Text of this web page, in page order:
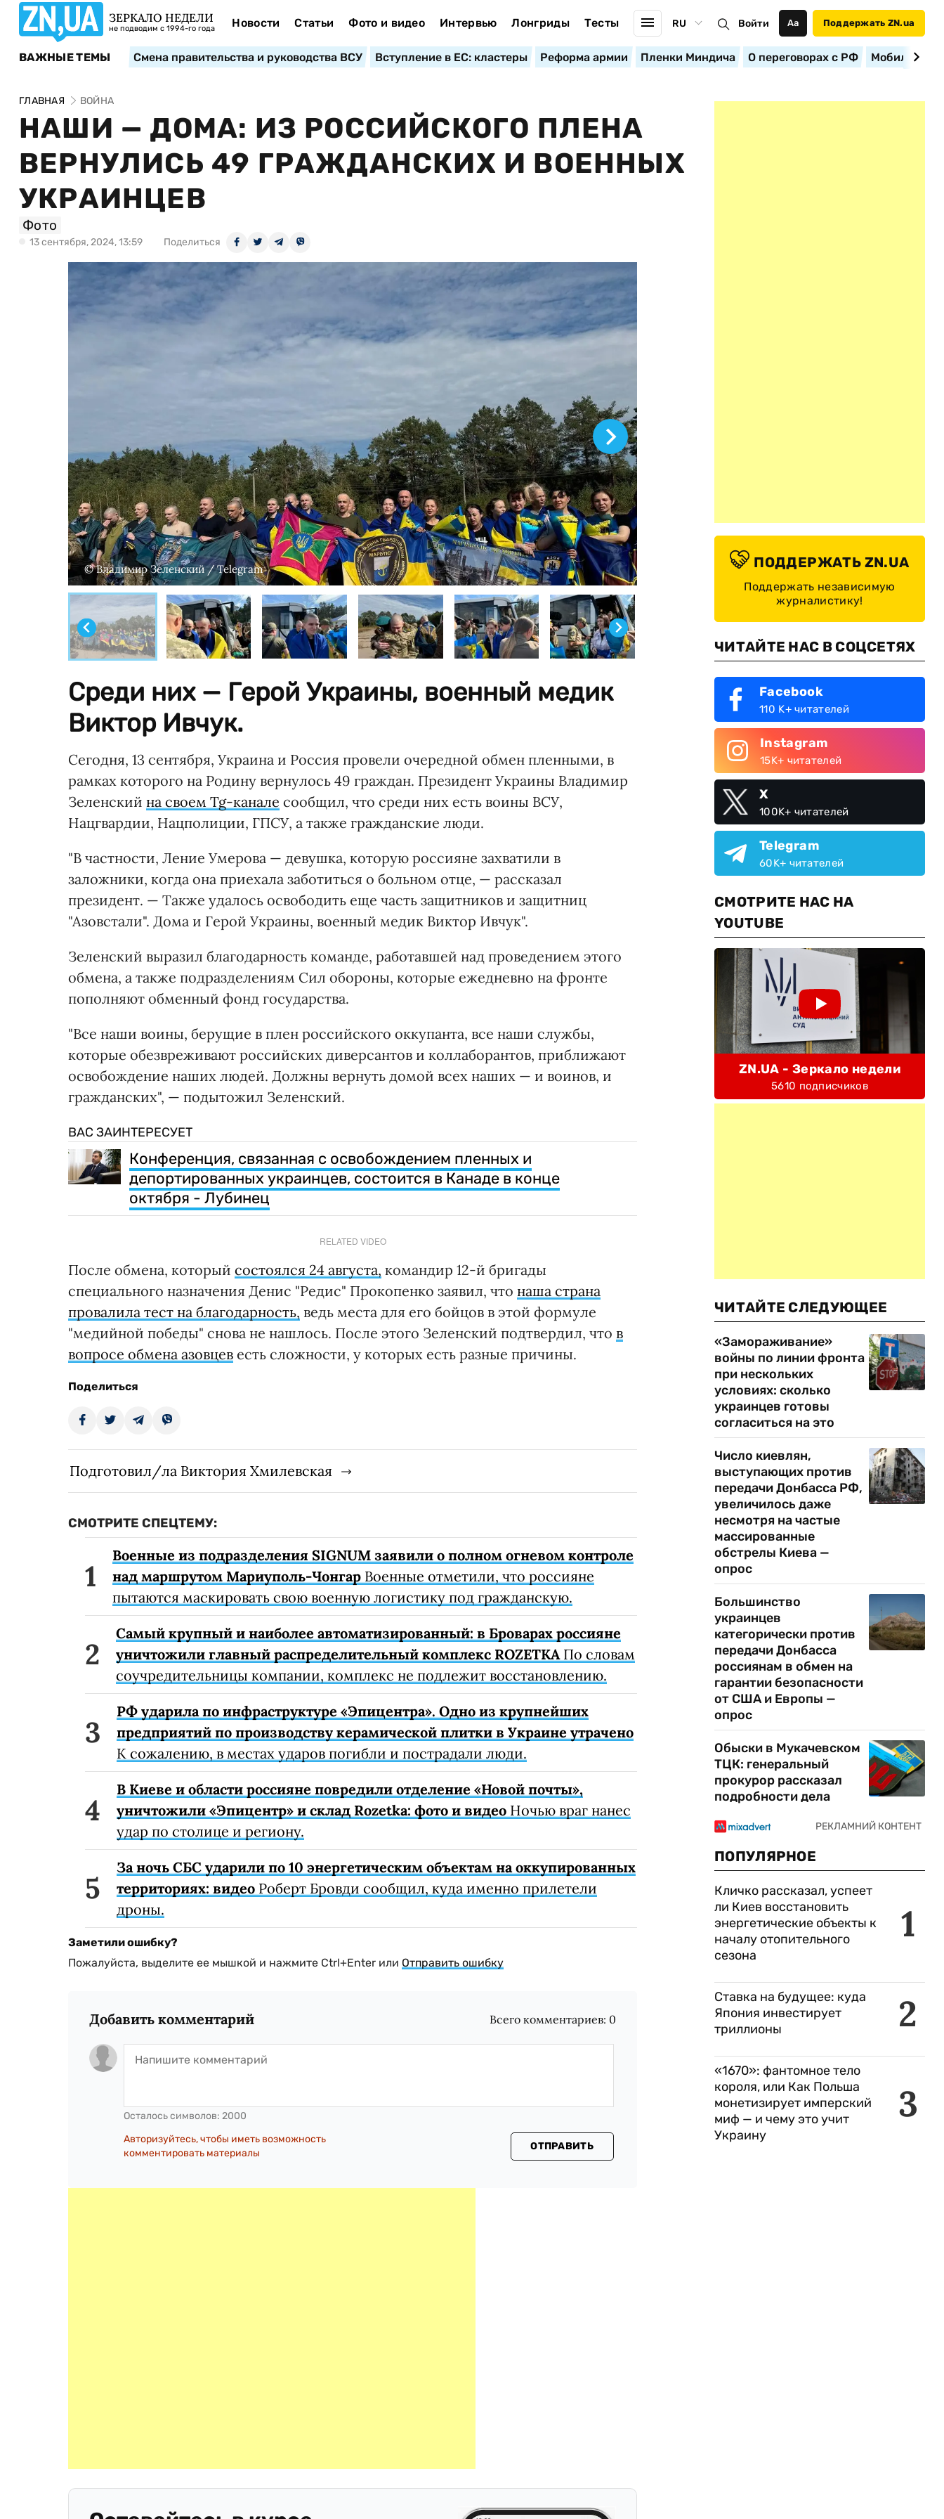
ЗЕРКАЛО НЕДЕЛИ
не подводим с 1994-го года Новости Статьи Фото и видео Интервью Лонгриды Тесты RU Войти Аа Поддержать ZN.ua
ВАЖНЫЕ ТЕМЫ Смена правительства и руководства ВСУ Вступление в ЕС: кластеры Реформа армии Пленки Миндича О переговорах с РФ
ГЛАВНАЯ ВОЙНА
НАШИ — ДОМА: ИЗ РОССИЙСКОГО ПЛЕНА
ВЕРНУЛИСЬ 49 ГРАЖДАНСКИХ И ВОЕННЫХ
УКРАИНЦЕВ
Фото
13 сентября, 2024, 13:59 Поделиться
© Владимир Зеленский / Telegram © Владимир Зеленский / Telegram
Среди них — Герой Украины, военный медик
Виктор Ивчук.
Сегодня, 13 сентября, Украина и Россия провели очередной обмен пленными, в
рамках которого на Родину вернулось 49 граждан. Президент Украины Владимир
Зеленский на своем Tg-канале сообщил, что среди них есть воины ВСУ,
Нацгвардии, Нацполиции, ГПСУ, а также гражданские люди.
"В частности, Ление Умерова — девушка, которую россияне захватили в
заложники, когда она приехала заботиться о больном отце, — рассказал
президент. — Также удалось освободить еще часть защитников и защитниц
"Азовстали". Дома и Герой Украины, военный медик Виктор Ивчук".
Зеленский выразил благодарность команде, работавшей над проведением этого
обмена, а также подразделениям Сил обороны, которые ежедневно на фронте
пополняют обменный фонд государства.
"Все наши воины, берущие в плен российского оккупанта, все наши службы,
которые обезвреживают российских диверсантов и коллаборантов, приближают
освобождение наших людей. Должны вернуть домой всех наших — и воинов, и
гражданских", — подытожил Зеленский.
ВАС ЗАИНТЕРЕСУЕТ
Конференция, связанная с освобождением пленных и
депортированных украинцев, состоится в Канаде в конце
октября - Лубинец
RELATED VIDEO
После обмена, который состоялся 24 августа, командир 12-й бригады
специального назначения Денис "Редис" Прокопенко заявил, что наша страна
провалила тест на благодарность, ведь места для его бойцов в этой формуле
"медийной победы" снова не нашлось. После этого Зеленский подтвердил, что в
вопросе обмена азовцев есть сложности, у которых есть разные причины.
Поделиться
Подготовил/ла Виктория Хмилевская
СМОТРИТЕ СПЕЦТЕМУ:
Военные из подразделения SIGNUM заявили о полном огневом контроле
над маршрутом Мариуполь-Чонгар Военные отметили, что россияне
пытаются маскировать свою военную логистику под гражданскую.
Самый крупный и наиболее автоматизированный: в Броварах россияне
уничтожили главный распределительный комплекс ROZETKAПо словам
соучредительницы компании, комплекс не подлежит восстановлению.
РФ ударила по инфраструктуре «Эпицентра». Одно из крупнейших
предприятий по производству керамической плитки в Украине утрачено
К сожалению, в местах ударов погибли и пострадали люди.
В Киеве и области россияне повредили отделение «Новой почты»,
уничтожили «Эпицентр» и склад Rozetka: фото и видео Ночью враг нанес
удар по столице и региону.
За ночь СБС ударили по 10 энергетическим объектам на оккупированных
территориях: видео Роберт Бровди сообщил, куда именно прилетели
дроны.
Заметили ошибку?
Пожалуйста, выделите ее мышкой и нажмите Ctrl+Enter или Отправить ошибку
Добавить комментарий Всего комментариев: 0
Осталось символов: 2000
Авторизуйтесь, чтобы иметь возможность
комментировать материалы
ОТПРАВИТЬ
ПОДДЕРЖАТЬ ZN.UA
Поддержать независимую
журналистику!
ЧИТАЙТЕ НАС В СОЦСЕТЯХ
Facebook
110 K+ читателей
Instagram
15K+ читателей
X
100K+ читателей
Telegram
60K+ читателей
СМОТРИТЕ НАС НА
YOUTUBE
ZN.UA - Зеркало недели
5610 подписчиков
ЧИТАЙТЕ СЛЕДУЮЩЕЕ
«Замораживание»
войны по линии фронта
при нескольких
условиях: сколько
украинцев готовы
согласиться на это
Число киевлян,
выступающих против
передачи Донбасса РФ,
увеличилось даже
несмотря на частые
массированные
обстрелы Киева —
опрос
Большинство
украинцев
категорически против
передачи Донбасса
россиянам в обмен на
гарантии безопасности
от США и Европы —
опрос
Обыски в Мукачевском
ТЦК: генеральный
прокурор рассказал
подробности дела
ПОПУЛЯРНОЕ
1
Кличко рассказал, успеет
ли Киев восстановить
энергетические объекты к
началу отопительного
сезона
2
Ставка на будущее: куда
Япония инвестирует
триллионы
3
«1670»: фантомное тело
короля, или Как Польша
монетизирует имперский
миф — и чему это учит
Украину